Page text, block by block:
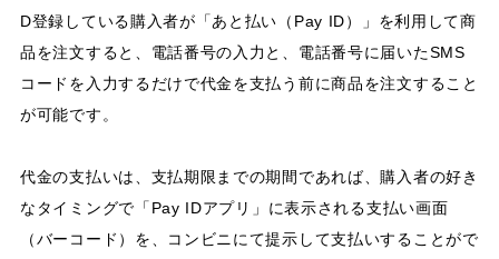
D登録している購入者が「あと払い（Pay ID）」を利用して商
品を注文すると、電話番号の入力と、電話番号に届いたSMS
コードを入力するだけで代金を支払う前に商品を注文すること
が可能です。
代金の支払いは、支払期限までの期間であれば、購入者の好き
なタイミングで「Pay IDアプリ」に表示される支払い画面
（バーコード）を、コンビニにて提示して支払いすることがで